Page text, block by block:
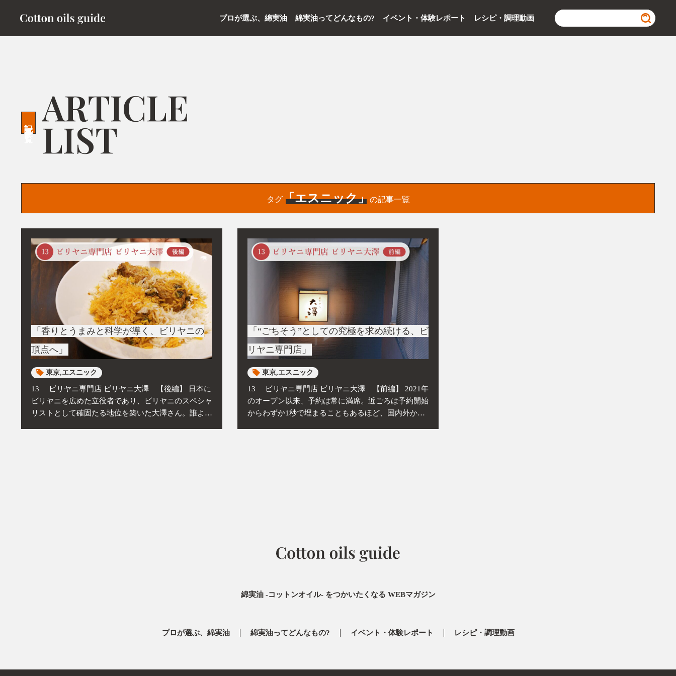
プロが選ぶ、綿実油 綿実油ってどんなもの? イベント・体験レポート レシピ・調理動画
記事一覧 ARTICLE
LIST
タグ「エスニック」 の記事一覧
「香りとうまみと科学が導く、ビリヤニの
頂点へ」
東京 エスニック
13 ビリヤニ専門店 ビリヤニ大澤 【後編】 日本に
ビリヤニを広めた立役者であり、ビリヤニのスペシャ
リストとして確固たる地位を築いた大澤さん。誰より
「“ごちそう”としての究極を求め続ける、ビ
リヤニ専門店」
東京 エスニック
13 ビリヤニ専門店 ビリヤニ大澤 【前編】 2021年
のオープン以来、予約は常に満席。近ごろは予約開始
からわずか1秒で埋まることもあるほど、国内外から
綿実油 -コットンオイル- をつかいたくなる WEBマガジン
プロが選ぶ、綿実油 綿実油ってどんなもの? イベント・体験レポート レシピ・調理動画